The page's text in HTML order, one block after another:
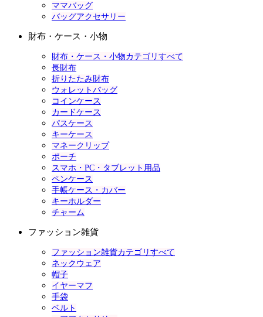
ママバッグ
バッグアクセサリー
財布・ケース・小物
財布・ケース・小物カテゴリすべて
長財布
折りたたみ財布
ウォレットバッグ
コインケース
カードケース
パスケース
キーケース
マネークリップ
ポーチ
スマホ・PC・タブレット用品
ペンケース
手帳ケース・カバー
キーホルダー
チャーム
ファッション雑貨
ファッション雑貨カテゴリすべて
ネックウェア
帽子
イヤーマフ
手袋
ベルト